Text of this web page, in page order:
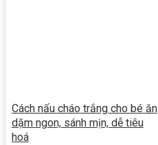
Cách nấu cháo trắng cho bé ăn
dặm ngon, sánh mịn, dễ tiêu
hoá